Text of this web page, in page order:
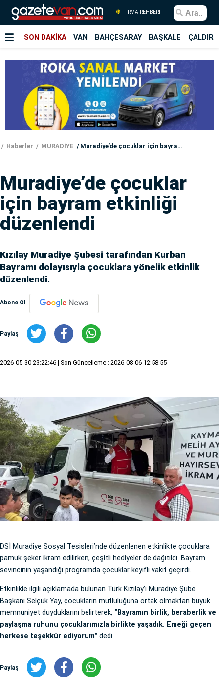
FİRMA REHBERİ
SON DAKİKA VAN BAHÇESARAY BAŞKALE
Haberler MURADİYE Muradiye’de çocuklar için bayram etkinliği düzenlendi
Muradiye’de çocuklar
için bayram etkinliği
düzenlendi
Kızılay Muradiye Şubesi tarafından Kurban
Bayramı dolayısıyla çocuklara yönelik etkinlik
düzenlendi.
Abone Ol
Paylaş
2026-05-30 23:22:46 | Son Güncelleme : 2026-08-06 12:58:55
DSİ Muradiye Sosyal Tesisleri’nde düzenlenen etkinlikte çocuklara
pamuk şeker ikram edilirken, çeşitli hediyeler de dağıtıldı. Bayram
sevincinin yaşandığı programda çocuklar keyifli vakit geçirdi.
Etkinlikle ilgili açıklamada bulunan Türk Kızılay’ı Muradiye Şube
Başkanı Selçuk Yay, çocukların mutluluğuna ortak olmaktan büyük
memnuniyet duyduklarını belirterek, "Bayramın birlik, beraberlik ve
paylaşma ruhunu çocuklarımızla birlikte yaşadık. Emeği geçen
herkese teşekkür ediyorum" dedi.
Paylaş